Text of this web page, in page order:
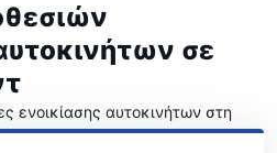
σε
ενοικίασης αυτοκινήτων στη